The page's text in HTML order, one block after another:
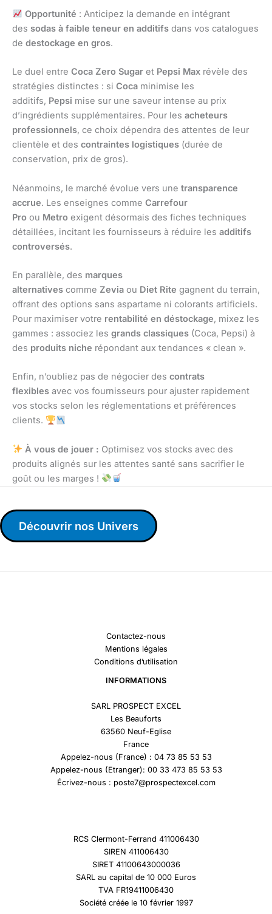
Opportunité : Anticipez la demande en intégrant
des sodas à faible teneur en additifs dans vos catalogues
de destockage en gros.
Le duel entre Coca Zero Sugar et Pepsi Max révèle des
stratégies distinctes : si Coca minimise les
additifs, Pepsi mise sur une saveur intense au prix
d’ingrédients supplémentaires. Pour les acheteurs
professionnels, ce choix dépendra des attentes de leur
clientèle et des contraintes logistiques (durée de
conservation, prix de gros).
Néanmoins, le marché évolue vers une transparence
accrue. Les enseignes comme Carrefour
Pro ou Metro exigent désormais des fiches techniques
détaillées, incitant les fournisseurs à réduire les additifs
controversés.
En parallèle, des marques
alternatives comme Zevia ou Diet Rite gagnent du terrain,
offrant des options sans aspartame ni colorants artificiels.
Pour maximiser votre rentabilité en déstockage, mixez les
gammes : associez les grands classiques (Coca, Pepsi) à
des produits niche répondant aux tendances « clean ».
Enfin, n’oubliez pas de négocier des contrats
flexibles avec vos fournisseurs pour ajuster rapidement
vos stocks selon les réglementations et préférences
clients.
À vous de jouer : Optimisez vos stocks avec des
produits alignés sur les attentes santé sans sacrifier le
goût ou les marges !
Découvrir nos Univers
Contactez-nous
Mentions légales
Conditions d’utilisation
INFORMATIONS
SARL PROSPECT EXCEL
Les Beauforts
63560 Neuf-Eglise
France
Appelez-nous (France) : 04 73 85 53 53
Appelez-nous (Etranger): 00 33 473 85 53 53
Écrivez-nous : poste7@prospectexcel.com
RCS Clermont-Ferrand 411006430
SIREN 411006430
SIRET 41100643000036
SARL au capital de 10 000 Euros
TVA FR19411006430
Société créée le 10 février 1997